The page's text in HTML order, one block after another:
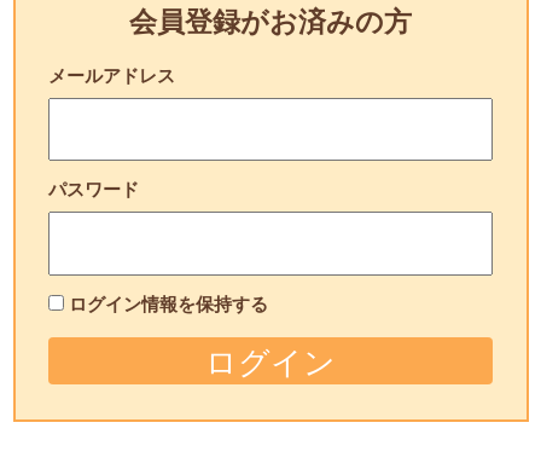
会員登録がお済みの方
メールアドレス
パスワード
ログイン情報を保持する